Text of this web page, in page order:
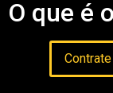
O que é